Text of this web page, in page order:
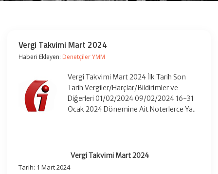
Vergi Takvimi Mart 2024
Haberi Ekleyen: Denetçiler YMM
Vergi Takvimi Mart 2024 İlk Tarih Son
Tarih Vergiler/Harçlar/Bildirimler ve
Diğerleri 01/02/2024 09/02/2024 16-31
Ocak 2024 Dönemine Ait Noterlerce Ya..
Vergi Takvimi Mart 2024
Tarih: 1 Mart 2024